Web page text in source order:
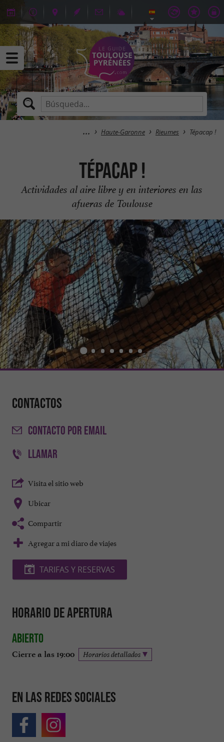
Haute-Garonne Rieumes Tépacap !
Tépacap !
Actividades al aire libre y en interiores en las
afueras de Toulouse
Contactos
CONTACTO POR EMAIL
LLAMAR
Visita el sitio web
Ubicar
Compartir
Agregar a mi diaro de viajes
TARIFAS Y RESERVAS
Horario de apertura
Abierto
Cierre a las 19:00 Horarios detallados
En las redes sociales